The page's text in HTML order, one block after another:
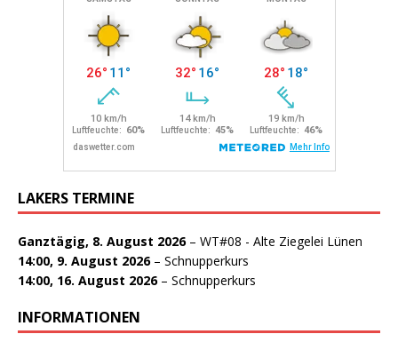
LAKERS TERMINE
Ganztägig, 8. August 2026– WT#08 - Alte Ziegelei Lünen
14:00, 9. August 2026– Schnupperkurs
14:00, 16. August 2026– Schnupperkurs
INFORMATIONEN